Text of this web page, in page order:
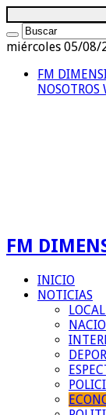
miércoles 05/08/
FM
NOSOTROS
FM
INICIO
NOTICIAS